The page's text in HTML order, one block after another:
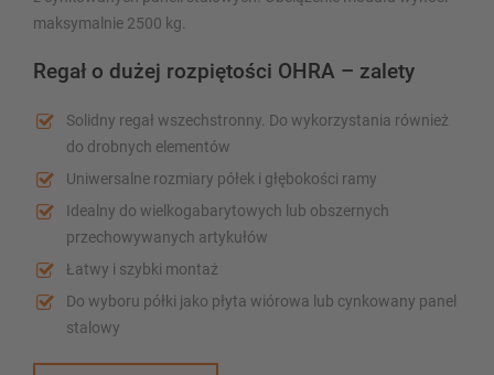
maksymalnie 2500 kg.
Regał o dużej rozpiętości OHRA – zalety
Solidny regał wszechstronny. Do wykorzystania również
do drobnych elementów
Uniwersalne rozmiary półek i głębokości ramy
Idealny do wielkogabarytowych lub obszernych
przechowywanych artykułów
Łatwy i szybki montaż
Do wyboru półki jako płyta wiórowa lub cynkowany panel
stalowy